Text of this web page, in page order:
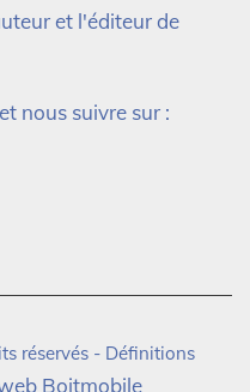
et l'éditeur de
nous suivre sur :
réservés - Définitions
Boitmobile